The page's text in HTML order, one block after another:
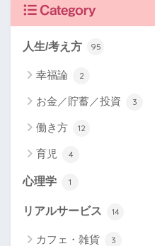
Category
人生/考え方 95
幸福論 2
お金／貯蓄／投資 3
働き方 12
育児 4
心理学 1
リアルサービス 14
カフェ・雑貨 3